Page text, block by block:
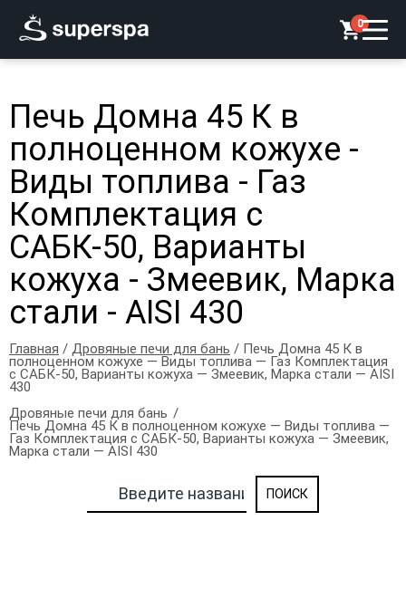
0
Печь Домна 45 К в
полноценном кожухе -
Виды топлива - Газ
Комплектация с
САБК-50, Варианты
кожуха - Змеевик, Марка
стали - AISI 430
Главная / Дровяные печи для бань / Печь Домна 45 К в
полноценном кожухе — Виды топлива — Газ Комплектация
с САБК-50, Варианты кожуха — Змеевик, Марка стали — AISI
430
Дровяные печи для бань
Печь Домна 45 К в полноценном кожухе — Виды топлива —
Газ Комплектация с САБК-50, Варианты кожуха — Змеевик,
Марка стали — AISI 430